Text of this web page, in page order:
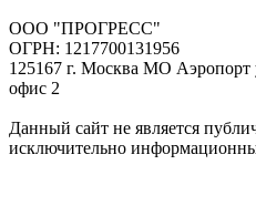
ООО "ПРОГРЕСС"
ОГРН: 1217700131956
125167 г. Москва МО Аэропорт
офис 2
Данный сайт не является
исключительно